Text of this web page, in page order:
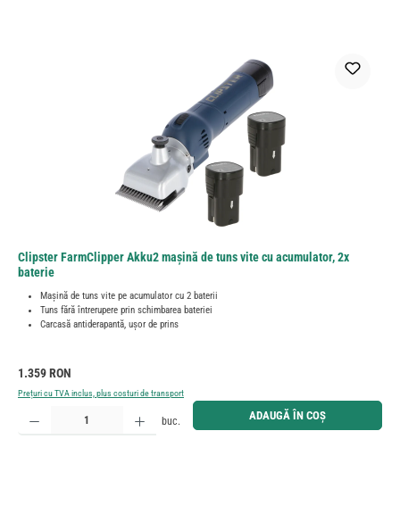
Clipster FarmClipper Akku2 mașină de tuns vite cu acumulator, 2x
baterie
Mașină de tuns vite pe acumulator cu 2 baterii
Tuns fără întrerupere prin schimbarea bateriei
Carcasă antiderapantă, ușor de prins
Preț obișnuit:
1.359 RON
Prețuri cu TVA inclus, plus costuri de transport
Cantitate produs: Introduceți cantitatea dorită sau utilizați butoanele pentru a mări sau micșora
buc. ADAUGĂ ÎN COȘ